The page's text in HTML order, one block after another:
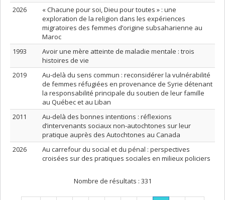
2026
« Chacune pour soi, Dieu pour toutes » : une
exploration de la religion dans les expériences
migratoires des femmes d’origine subsaharienne au
Maroc
1993
Avoir une mère atteinte de maladie mentale : trois
histoires de vie
2019
Au-delà du sens commun : reconsidérer la vulnérabilité
de femmes réfugiées en provenance de Syrie détenant
la responsabilité principale du soutien de leur famille
au Québec et au Liban
2011
Au-delà des bonnes intentions : réflexions
d’intervenants sociaux non-autochtones sur leur
pratique auprès des Autochtones au Canada
2026
Au carrefour du social et du pénal : perspectives
croisées sur des pratiques sociales en milieux policiers
Nombre de résultats : 331